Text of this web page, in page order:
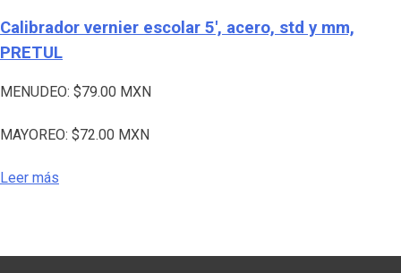
Calibrador vernier escolar 5′, acero, std y mm,
PRETUL
MENUDEO: $79.00 MXN
MAYOREO: $72.00 MXN
Leer más